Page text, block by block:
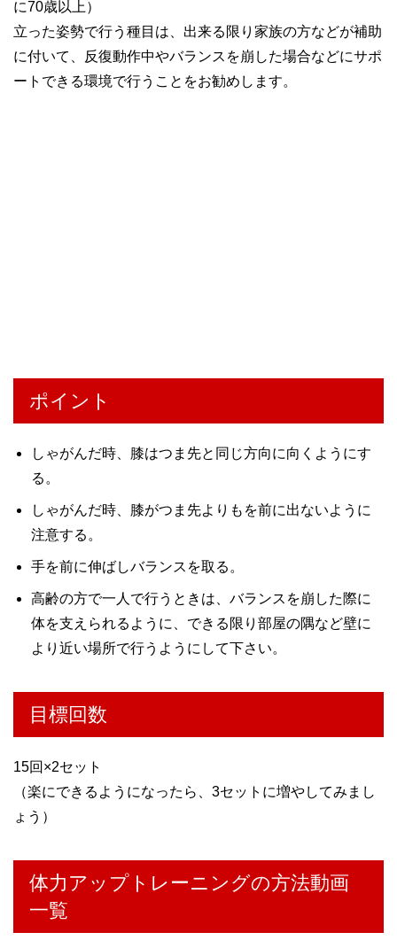
に70歳以上）
立った姿勢で行う種目は、出来る限り家族の方などが補助
に付いて、反復動作中やバランスを崩した場合などにサポ
ートできる環境で行うことをお勧めします。
ポイント
しゃがんだ時、膝はつま先と同じ方向に向くようにす
る。
しゃがんだ時、膝がつま先よりもを前に出ないように
注意する。
手を前に伸ばしバランスを取る。
高齢の方で一人で行うときは、バランスを崩した際に
体を支えられるように、できる限り部屋の隅など壁に
より近い場所で行うようにして下さい。
目標回数
15回×2セット
（楽にできるようになったら、3セットに増やしてみまし
ょう）
体力アップトレーニングの方法動画
一覧